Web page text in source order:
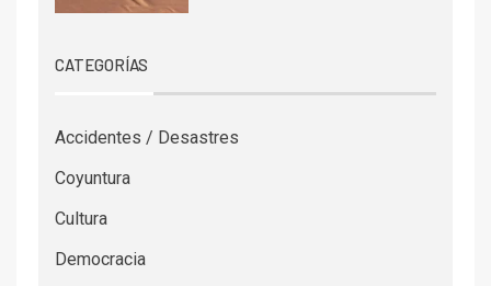
CATEGORÍAS
Accidentes / Desastres
Coyuntura
Cultura
Democracia